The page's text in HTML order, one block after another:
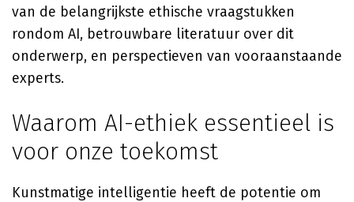
van de belangrijkste ethische vraagstukken
rondom AI, betrouwbare literatuur over dit
onderwerp, en perspectieven van vooraanstaande
experts.
Waarom AI-ethiek essentieel is
voor onze toekomst
Kunstmatige intelligentie heeft de potentie om